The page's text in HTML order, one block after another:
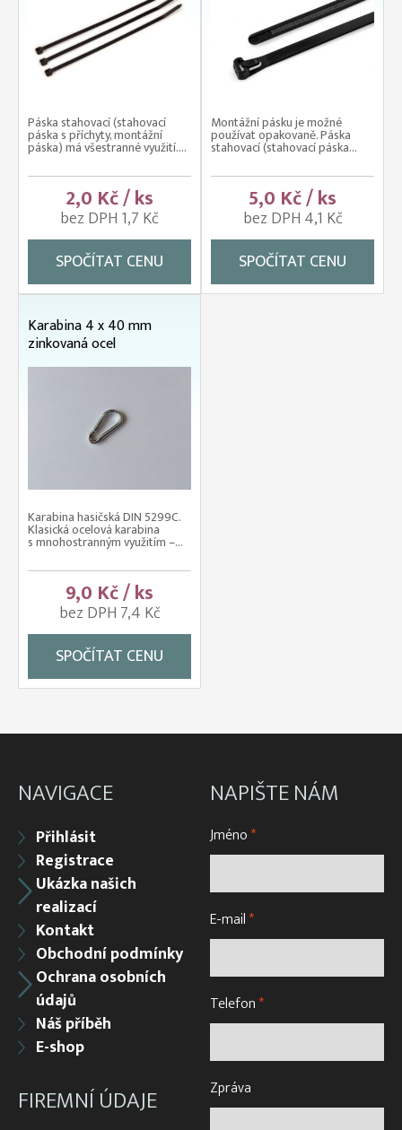
Páska stahovací (stahovací
páska s příchyty, montážní
páska) má všestranné využití....
2,0 Kč / ks
bez DPH 1,7 Kč
SPOČÍTAT CENU
Montážní pásku je možné
používat opakovaně. Páska
stahovací (stahovací páska...
5,0 Kč / ks
bez DPH 4,1 Kč
SPOČÍTAT CENU
Karabina 4 x 40 mm
zinkovaná ocel
Karabina hasičská DIN 5299C.
Klasická ocelová karabina
s mnohostranným využitím –...
9,0 Kč / ks
bez DPH 7,4 Kč
SPOČÍTAT CENU
NAVIGACE
Přihlásit
Registrace
Ukázka našich
realizací
Kontakt
Obchodní podmínky
Ochrana osobních
údajů
Náš příběh
E-shop
FIREMNÍ ÚDAJE
NAPIŠTE NÁM
Jméno*
E-mail*
Telefon*
Zpráva